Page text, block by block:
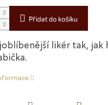
Přidat do košíku
likér tak, jak